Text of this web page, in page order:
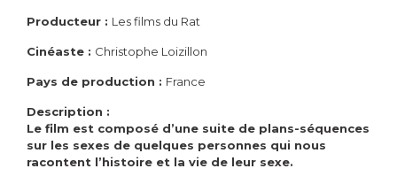
Producteur : Les films du Rat
Cinéaste : Christophe Loizillon
Pays de production : France
Description :
Le film est composé d’une suite de plans-séquences
sur les sexes de quelques personnes qui nous
racontent l’histoire et la vie de leur sexe.